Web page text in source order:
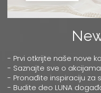
- Prvi otkrijte naše nove
- Saznajte sve o
- Pronađite inspiraciju za
- Budite deo LUNA